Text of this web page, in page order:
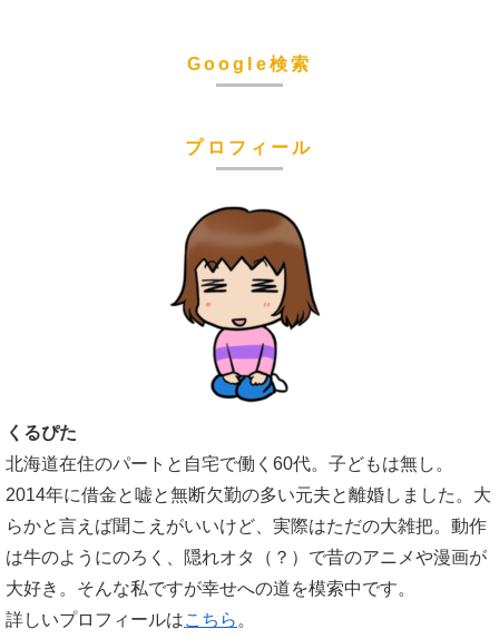
Google検索
プロフィール
くるぴた
北海道在住のパートと自宅で働く60代。子どもは無し。
2014年に借金と嘘と無断欠勤の多い元夫と離婚しました。大
らかと言えば聞こえがいいけど、実際はただの大雑把。動作
は牛のようにのろく、隠れオタ（？）で昔のアニメや漫画が
大好き。そんな私ですが幸せへの道を模索中です。
詳しいプロフィールはこちら 。